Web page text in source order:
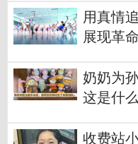
用真情
展现革
奶奶为
这是什
收费站